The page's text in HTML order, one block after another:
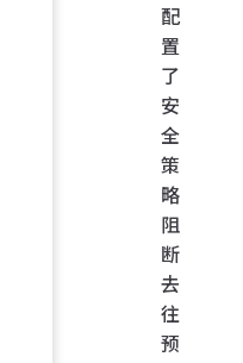
配
置
了
安
全
策
略
阻
断
去
往
预